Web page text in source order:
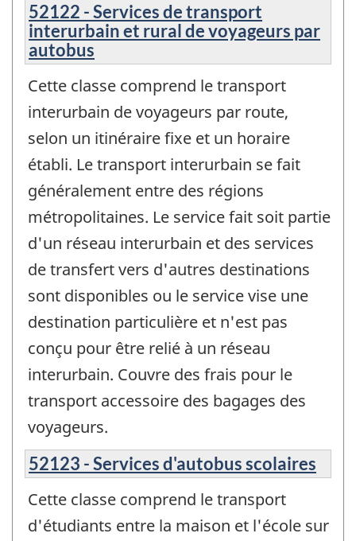
52122 - Services de transport
interurbain et rural de voyageurs par
autobus
Cette classe comprend le transport
interurbain de voyageurs par route,
selon un itinéraire fixe et un horaire
établi. Le transport interurbain se fait
généralement entre des régions
métropolitaines. Le service fait soit partie
d'un réseau interurbain et des services
de transfert vers d'autres destinations
sont disponibles ou le service vise une
destination particulière et n'est pas
conçu pour être relié à un réseau
interurbain. Couvre des frais pour le
transport accessoire des bagages des
voyageurs.
52123 - Services d'autobus scolaires
Cette classe comprend le transport
d'étudiants entre la maison et l'école sur